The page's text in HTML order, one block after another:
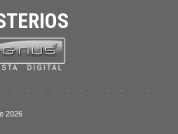
. . . . . . . . . . .
2026